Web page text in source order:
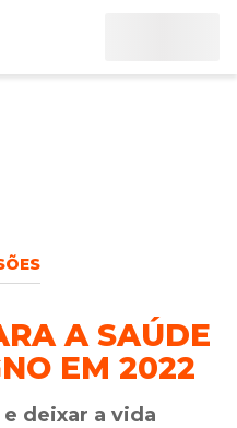
A SAÚDE
EM 2022
deixar a vida